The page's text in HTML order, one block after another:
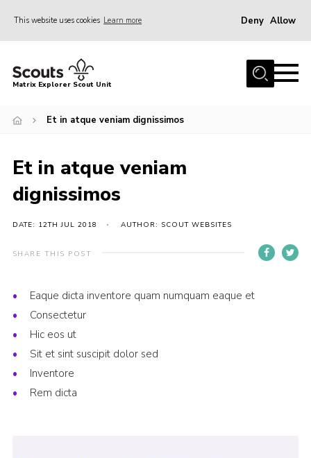
This website uses cookies Learn more Deny Allow
Home
Join
Events
Gallery
Shop
Contact
Cookies
Join
Matrix Explorer Scout Unit
Et in atque veniam dignissimos
Et in atque veniam
dignissimos
DATE: 12TH JUL 2018 AUTHOR: SCOUT WEBSITES
SHARE THIS POST
Eaque dicta inventore quam numquam eaque et
Consectetur
Hic eos ut
Sit et sint suscipit dolor sed
Inventore
Rem dicta